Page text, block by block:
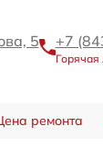
5 +7
Горячая
ремонта